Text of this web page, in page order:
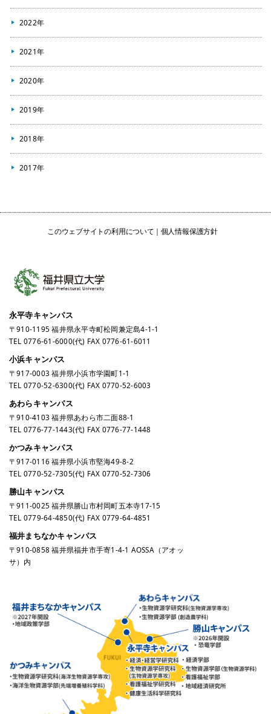
2022年
2021年
2020年
2019年
2018年
2017年
このウェブサイトの利用について 個人情報保護方針
永平寺キャンパス
〒910-1195 福井県永平寺町松岡兼定島4-1-1
TEL 0776-61-6000(代) FAX 0776-61-6011
小浜キャンパス
〒917-0003 福井県小浜市学園町1-1
TEL 0770-52-6300(代) FAX 0770-52-6003
あわらキャンパス
〒910-4103 福井県あわら市二面88-1
TEL 0776-77-1443(代) FAX 0776-77-1448
かつみキャンパス
〒917-0116 福井県小浜市堅海49-8-2
TEL 0770-52-7305(代) FAX 0770-52-7306
勝山キャンパス
〒911-0025 福井県勝山市村岡町五本寺17-15
TEL 0779-64-4850(代) FAX 0779-64-4851
福井まちなかキャンパス
〒910-0858 福井県福井市手寄1-4-1 AOSSA（アオッ
サ）内